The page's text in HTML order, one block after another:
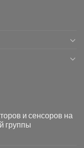
и сенсоров на
группы